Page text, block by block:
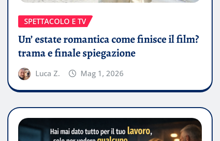
SPETTACOLO E TV
Un’ estate romantica come finisce il film?
trama e finale spiegazione
Luca Z. Mag 1, 2026